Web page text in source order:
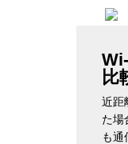
比
近距
た場
も通